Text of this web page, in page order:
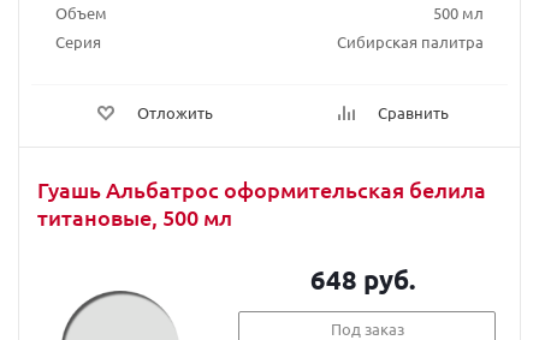
Объем
500 мл
Серия
Сибирская палитра
Отложить Сравнить
Гуашь Альбатрос оформительская белила
титановые, 500 мл
648 руб.
Под заказ